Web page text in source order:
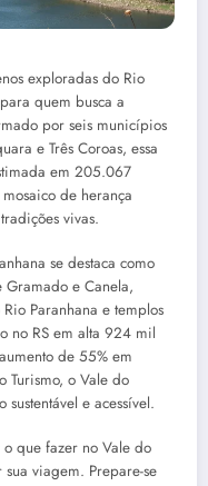
exploradas do Rio
quem busca a
por seis municípios
e Três Coroas, essa
em 205.067
de herança
vivas.
se destaca como
e Canela,
Paranhana e templos
no RS em alta 924 mil
de 55% em
Turismo, o Vale do
e acessível.
que fazer no Vale do
viagem. Prepare-se